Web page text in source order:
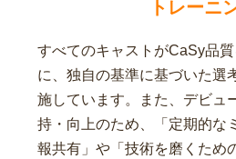
トレーニ
すべてのキャストがCaSy品
に、独自の基準に基づいた選
施しています。また、デビュ
持・向上のため、「定期的な
報共有」や「技術を磨くため